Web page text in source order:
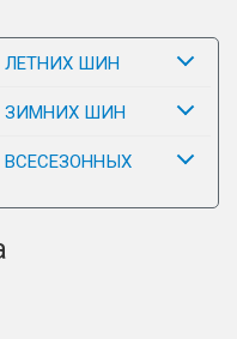
ШИН
ЗИМНИХ ШИН